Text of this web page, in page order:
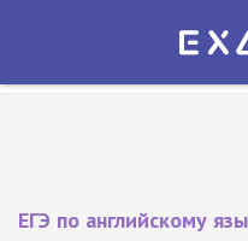
Экзамер — ЕГЭ
ЕГЭ по английскому